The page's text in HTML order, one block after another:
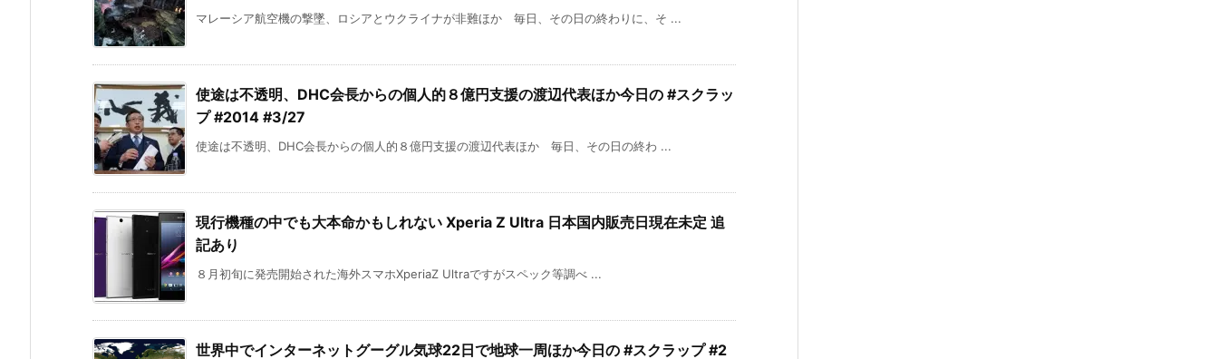
マレーシア航空機の撃墜、ロシアとウクライナが非難ほか 毎日、その日の終わりに、そ ...
使途は不透明、DHC会長からの個人的８億円支援の渡辺代表ほか今日の #スクラッ
プ #2014 #3/27
使途は不透明、DHC会長からの個人的８億円支援の渡辺代表ほか 毎日、その日の終わ ...
現行機種の中でも大本命かもしれない Xperia Z Ultra 日本国内販売日現在未定 追
記あり
８月初旬に発売開始された海外スマホXperiaZ Ultraですがスペック等調べ ...
世界中でインターネットグーグル気球22日で地球一周ほか今日の #スクラップ #2